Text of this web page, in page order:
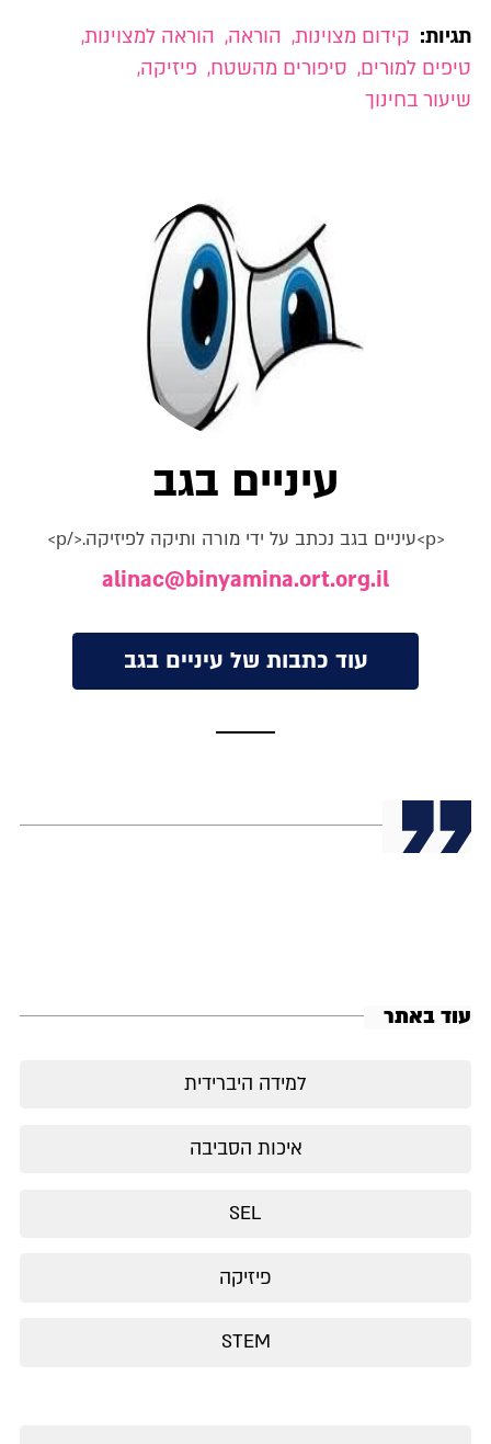
תגיות: קידום מצוינות, הוראה, הוראה למצוינות,
טיפים למורים, סיפורים מהשטח, פיזיקה,
שיעור בחינוך
עיניים בגב
<p>עיניים בגב נכתב על ידי מורה ותיקה לפיזיקה.</p>
alinac@binyamina.ort.org.il
עוד כתבות של עיניים בגב
עוד באתר
למידה היברידית
איכות הסביבה
SEL
פיזיקה
STEM